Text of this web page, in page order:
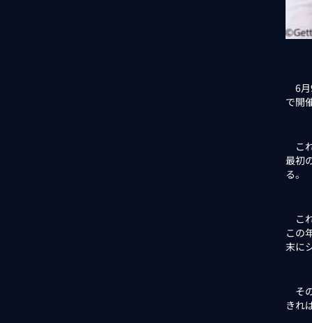
6月
で開
こ
最初
る。
こ
この
末に
そ
きれ